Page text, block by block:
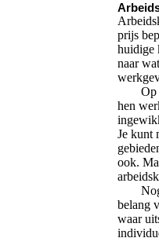
prijs
huidige
naar
Op
hen
Je kunt
ook.
belang
waar